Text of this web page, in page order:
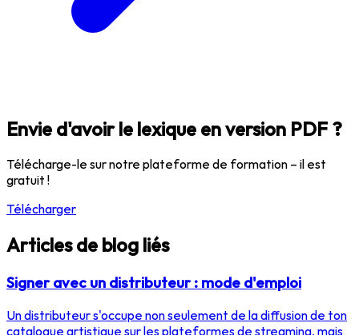
Envie d'avoir le lexique en version PDF ?
Télécharge-le sur notre plateforme de formation – il est
gratuit !
Télécharger
Articles de blog liés
Signer avec un distributeur : mode d'emploi
Un distributeur s'occupe non seulement de la diffusion de ton
catalogue artistique sur les plateformes de streaming, mais